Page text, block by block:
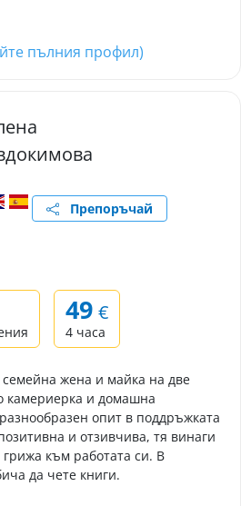
пълния профил)
Препоръчай
49 €
4 часа
жена и майка на две
камериерка и домашна
опит в поддръжката
и отзивчива, тя винаги
към работата си. В
да чете книги.